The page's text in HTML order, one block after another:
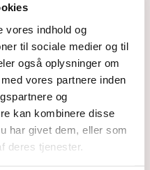
vores indhold og
til sociale medier og til
også oplysninger om
vores partnere inden
og
kan kombinere disse
har givet dem, eller som
deres tjenester.